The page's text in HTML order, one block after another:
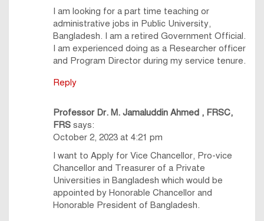
I am looking for a part time teaching or
administrative jobs in Public University,
Bangladesh. I am a retired Government Official.
I am experienced doing as a Researcher officer
and Program Director during my service tenure.
Reply
Professor Dr. M. Jamaluddin Ahmed , FRSC,
FRS says:
October 2, 2023 at 4:21 pm
I want to Apply for Vice Chancellor, Pro-vice
Chancellor and Treasurer of a Private
Universities in Bangladesh which would be
appointed by Honorable Chancellor and
Honorable President of Bangladesh.